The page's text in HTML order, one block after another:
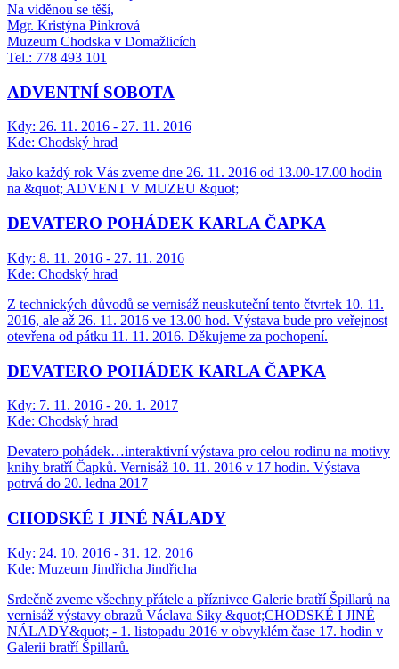
Na viděnou se těší,
Mgr. Kristýna Pinkrová
Muzeum Chodska v Domažlicích
Tel.: 778 493 101
ADVENTNÍ SOBOTA
Kdy: 26. 11. 2016 - 27. 11. 2016
Kde: Chodský hrad
Jako každý rok Vás zveme dne 26. 11. 2016 od 13.00-17.00 hodin
na &quot; ADVENT V MUZEU &quot;
DEVATERO POHÁDEK KARLA ČAPKA
Kdy: 8. 11. 2016 - 27. 11. 2016
Kde: Chodský hrad
Z technických důvodů se vernisáž neuskuteční tento čtvrtek 10. 11.
2016, ale až 26. 11. 2016 ve 13.00 hod. Výstava bude pro veřejnost
otevřena od pátku 11. 11. 2016. Děkujeme za pochopení.
DEVATERO POHÁDEK KARLA ČAPKA
Kdy: 7. 11. 2016 - 20. 1. 2017
Kde: Chodský hrad
Devatero pohádek…interaktivní výstava pro celou rodinu na motivy
knihy bratří Čapků. Vernisáž 10. 11. 2016 v 17 hodin. Výstava
potrvá do 20. ledna 2017
CHODSKÉ I JINÉ NÁLADY
Kdy: 24. 10. 2016 - 31. 12. 2016
Kde: Muzeum Jindřicha Jindřicha
Srdečně zveme všechny přátele a příznivce Galerie bratří Špillarů na
vernisáž výstavy obrazů Václava Siky &quot;CHODSKÉ I JINÉ
NÁLADY&quot; - 1. listopadu 2016 v obvyklém čase 17. hodin v
Galerii bratří Špillarů.